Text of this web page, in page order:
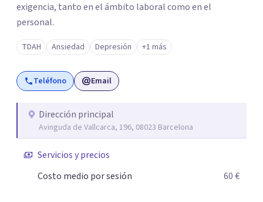
exigencia, tanto en el ámbito laboral como en el
personal.
TDAH Ansiedad Depresión +1 más
Teléfono Email
Dirección principal
Avinguda de Vallcarca, 196, 08023 Barcelona
Servicios y precios
Costo medio por sesión
60 €